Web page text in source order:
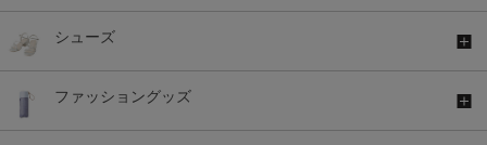
シューズ
ファッショングッズ